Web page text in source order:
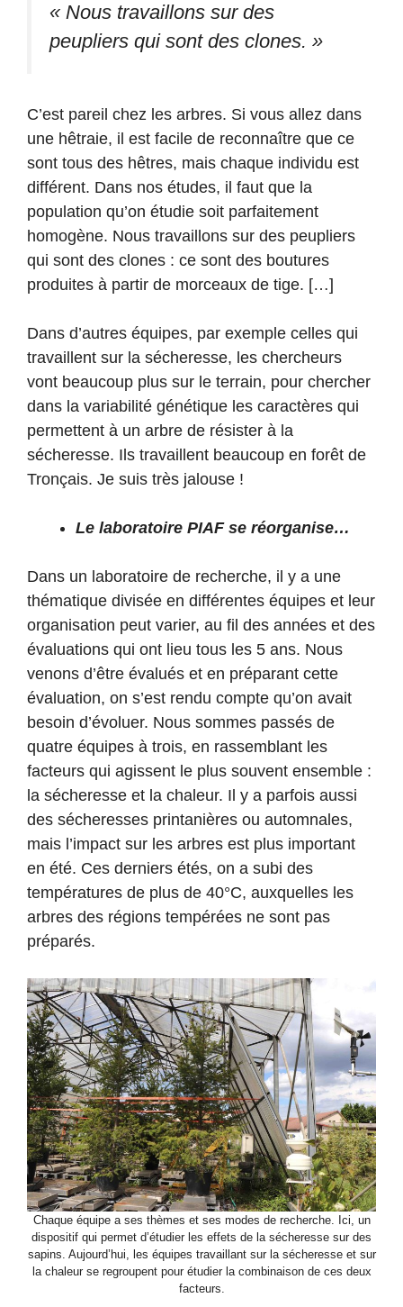
« Nous travaillons sur des
peupliers qui sont des clones. »
C’est pareil chez les arbres. Si vous allez dans
une hêtraie, il est facile de reconnaître que ce
sont tous des hêtres, mais chaque individu est
différent. Dans nos études, il faut que la
population qu’on étudie soit parfaitement
homogène. Nous travaillons sur des peupliers
qui sont des clones : ce sont des boutures
produites à partir de morceaux de tige. […]
Dans d’autres équipes, par exemple celles qui
travaillent sur la sécheresse, les chercheurs
vont beaucoup plus sur le terrain, pour chercher
dans la variabilité génétique les caractères qui
permettent à un arbre de résister à la
sécheresse. Ils travaillent beaucoup en forêt de
Tronçais. Je suis très jalouse !
Le laboratoire PIAF se réorganise…
Dans un laboratoire de recherche, il y a une
thématique divisée en différentes équipes et leur
organisation peut varier, au fil des années et des
évaluations qui ont lieu tous les 5 ans. Nous
venons d’être évalués et en préparant cette
évaluation, on s’est rendu compte qu’on avait
besoin d’évoluer. Nous sommes passés de
quatre équipes à trois, en rassemblant les
facteurs qui agissent le plus souvent ensemble :
la sécheresse et la chaleur. Il y a parfois aussi
des sécheresses printanières ou automnales,
mais l’impact sur les arbres est plus important
en été. Ces derniers étés, on a subi des
températures de plus de 40°C, auxquelles les
arbres des régions tempérées ne sont pas
préparés.
Chaque équipe a ses thèmes et ses modes de recherche. Ici, un
dispositif qui permet d’étudier les effets de la sécheresse sur des
sapins. Aujourd’hui, les équipes travaillant sur la sécheresse et sur
la chaleur se regroupent pour étudier la combinaison de ces deux
facteurs.